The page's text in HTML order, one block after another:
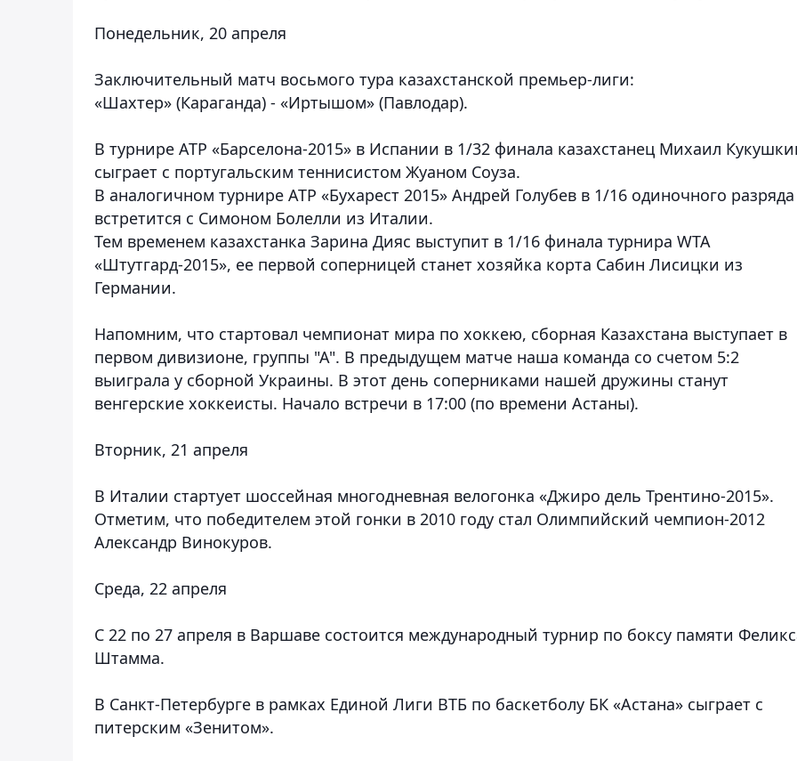
Понедельник, 20 апреля
Заключительный матч восьмого тура казахстанской премьер-лиги:
«Шахтер» (Караганда) - «Иртышом» (Павлодар).
В турнире ATP «Барселона-2015» в Испании в 1/32 финала казахстанец Михаил
сыграет с португальским теннисистом Жуаном Соуза.
В аналогичном турнире ATP «Бухарест 2015» Андрей Голубев в 1/16 одиночного разряда
встретится с Симоном Болелли из Италии.
Тем временем казахстанка Зарина Дияс выступит в 1/16 финала турнира WTA
«Штутгард-2015», ее первой соперницей станет хозяйка корта Сабин Лисицки из
Германии.
Напомним, что стартовал чемпионат мира по хоккею, сборная Казахстана выступает в
первом дивизионе, группы "А". В предыдущем матче наша команда со счетом 5:2
выиграла у сборной Украины. В этот день соперниками нашей дружины станут
венгерские хоккеисты. Начало встречи в 17:00 (по времени Астаны).
Вторник, 21 апреля
В Италии стартует шоссейная многодневная велогонка «Джиро дель Трентино-2015».
Отметим, что победителем этой гонки в 2010 году стал Олимпийский чемпион-2012
Александр Винокуров.
Среда, 22 апреля
С 22 по 27 апреля в Варшаве состоится международный турнир по боксу памяти
Штамма.
В Санкт-Петербурге в рамках Единой Лиги ВТБ по баскетболу БК «Астана» сыграет с
питерским «Зенитом».